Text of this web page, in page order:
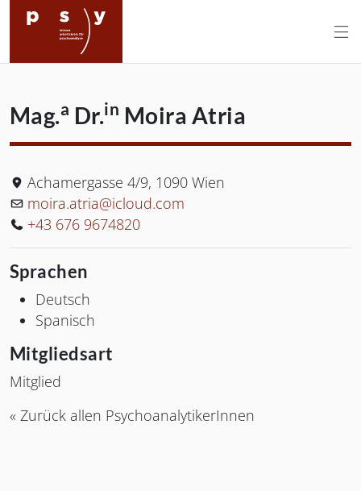
Mag.a Dr.in Moira Atria
Postanschrift Andere:
Achamergasse 4/9, 1090 Wien
E-Mail:
moira.atria@icloud.com
Telefon:
+43 676 9674820
Sprachen
Deutsch
Spanisch
Mitgliedsart
Mitglied
« Zurück allen PsychoanalytikerInnen